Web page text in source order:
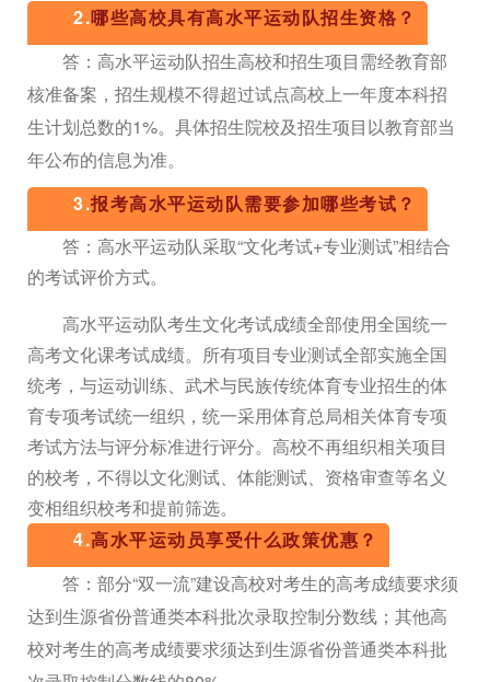
2.哪些高校具有高水平运动队招生资格？
答：高水平运动队招生高校和招生项目需经教育部
核准备案，招生规模不得超过试点高校上一年度本科招
生计划总数的1%。具体招生院校及招生项目以教育部当
年公布的信息为准。
3.报考高水平运动队需要参加哪些考试？
答：高水平运动队采取“文化考试+专业测试”相结合
的考试评价方式。
高水平运动队考生文化考试成绩全部使用全国统一
高考文化课考试成绩。所有项目专业测试全部实施全国
统考，与运动训练、武术与民族传统体育专业招生的体
育专项考试统一组织，统一采用体育总局相关体育专项
考试方法与评分标准进行评分。高校不再组织相关项目
的校考，不得以文化测试、体能测试、资格审查等名义
变相组织校考和提前筛选。
4.高水平运动员享受什么政策优惠？
答：部分“双一流”建设高校对考生的高考成绩要求须
达到生源省份普通类本科批次录取控制分数线；其他高
校对考生的高考成绩要求须达到生源省份普通类本科批